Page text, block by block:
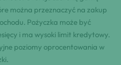
można przeznaczyć na zakup
Pożyczka może być
i ma wysoki limit kredytowy.
poziomy oprocentowania w